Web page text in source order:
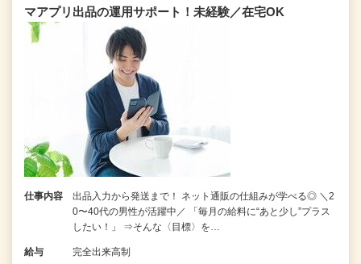
マアプリ出品の運用サポート！未経験／在宅OK
仕事内容
出品入力から発送まで！ ネット通販の仕組みが学べる◎ ＼2
0〜40代の男性が活躍中／ 「毎月の給料に“あと少し”プラス
したい！」 ⇒そんな〈目標〉を…
給与 完全出来高制